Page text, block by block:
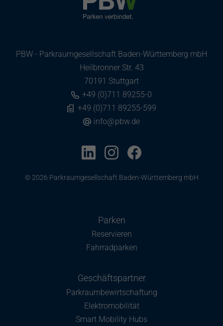
PBW - Parkraumgesellschaft Baden-Württemberg mbH
Heilbronner Str. 43
70191 Stuttgart
+49 (0)711 89255-0
+49 (0)711 89255-599
info@pbw.de
© 2026 Parkraumgesellschaft Baden-Württemberg mbH
Parken
Reservieren
Fahrradparken
Geschäftspartner
Parkraumbewirtschaftung
Elektromobilität
Smart Mobility Hubs